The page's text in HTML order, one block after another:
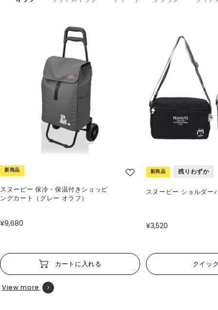
新商品
スヌーピー 保冷・保温付きショッピ
ングカート（グレー オラフ）
¥9,680
カートに入れる
新商品 残りわずか
スヌーピー ショルダー
¥3,520
クイッ
View more